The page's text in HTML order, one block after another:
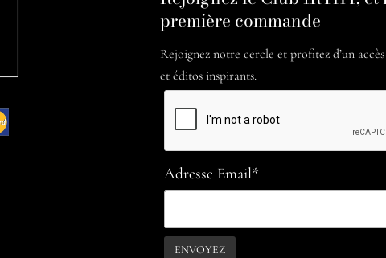
première commande
Rejoignez notre cercle et profitez d’un
et éditos inspirants.
Adresse Email*